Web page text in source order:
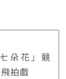
朵花」競
拍戲